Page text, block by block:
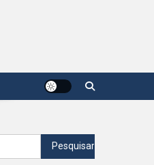
Pesquisar
por: